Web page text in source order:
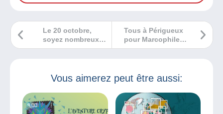
Tous à Périgueux
pour Marcophilex
2024
Le 20 octobre,
soyez nombreux
au salon toutes
Vous aimerez peut être aussi: